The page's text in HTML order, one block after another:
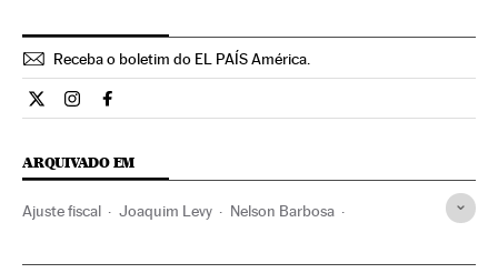
Receba o boletim do EL PAÍS América.
Economia El País Brasil en Twitter
Economia El País Brasil en Instagram
Economia El País Brasil en Facebook
ARQUIVADO EM
Ajuste fiscal Joaquim Levy Nelson Barbosa